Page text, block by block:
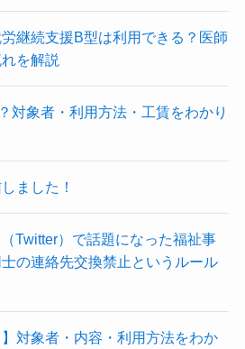
継続支援B型は利用できる？医師
を解説
対象者・利用方法・工賃をわかり
ました！
Twitter）で話題になった福祉事
の連絡先交換禁止というルール
】対象者・内容・利用方法をわか